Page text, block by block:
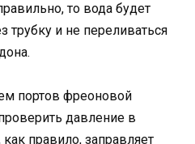
то вода будет
трубку и не переливаться
портов фреоновой
давление в
правило, заправляет